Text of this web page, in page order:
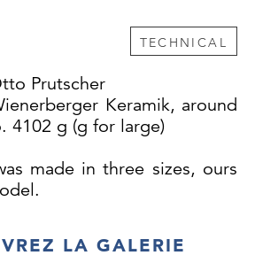
TECHNICAL
Prutscher
Keramik, around
4102 g (g for large)
made in three sizes, ours
LA GALERIE